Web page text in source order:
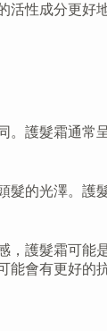
性成分更
護髮霜通
的光澤。
護髮霜可
會有更好的